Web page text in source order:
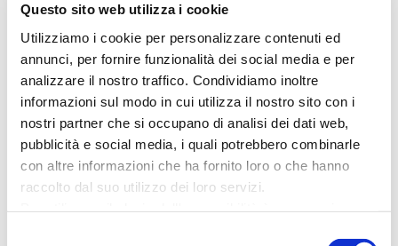
Questo sito web utilizza i cookie
Utilizziamo i cookie per personalizzare contenuti ed
annunci, per fornire funzionalità dei social media e per
analizzare il nostro traffico. Condividiamo inoltre
informazioni sul modo in cui utilizza il nostro sito con i
nostri partner che si occupano di analisi dei dati web,
pubblicità e social media, i quali potrebbero combinarle
con altre informazioni che ha fornito loro o che hanno
raccolto dal suo utilizzo dei loro servizi.
I Pilastri del Rock Britannico: The Beatles, The
Rolling Stones, The Who, The Kinks
Hendrix, Led Zeppelin, Jethro Tull, Genesis
Le Armonie e la Psichedelia d’Oltreoceano:
Stills, Nash & Young, I Doors, Buffalo Springfield, The